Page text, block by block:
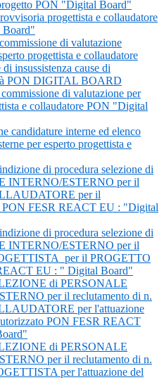
PON "Digital Board"
progettista e collaudatore
di valutazione
progettista e collaudatore
insussistenza cause di
PON DIGITAL BOARD
di valutazione per
e collaudatore PON "Digital
candidature interne ed elenco
per esperto progettista e
di procedura selezione di
INTERNO/ESTERNO per il
per il
FESR REACT EU : "Digital
di procedura selezione di
INTERNO/ESTERNO per il
per il PROGETTO
EU : " Digital Board"
di PERSONALE
per il reclutamento di n.
per l'attuazione
PON FESR REACT
di PERSONALE
per il reclutamento di n.
per l'attuazione del